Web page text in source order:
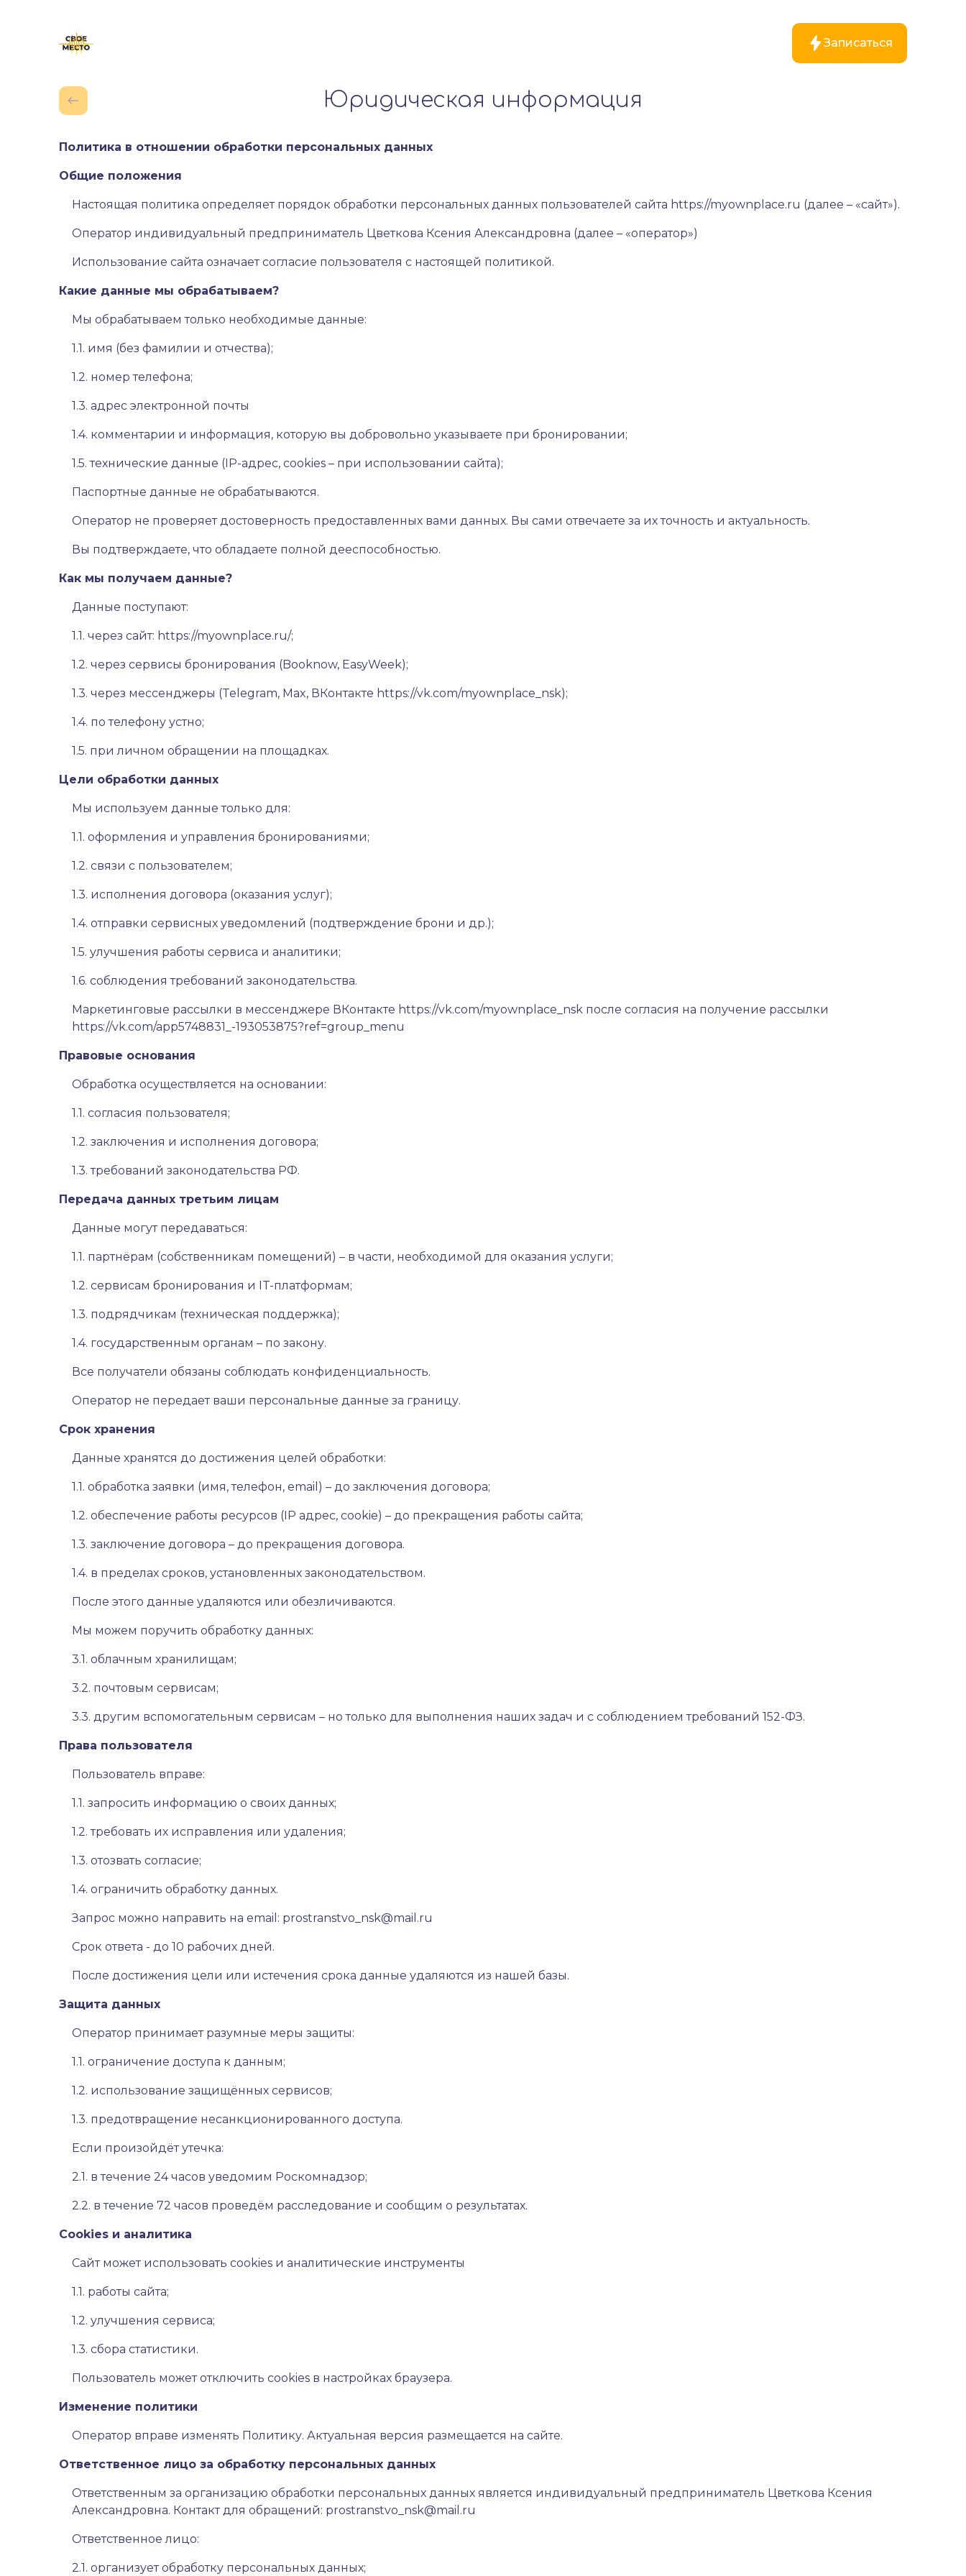
Записаться
Юридическая информация
Политика в отношении обработки персональных данных
Общие положения
Настоящая политика определяет порядок обработки персональных данных пользователей сайта https://myownplace.ru (далее – «сайт»).
Оператор индивидуальный предприниматель Цветкова Ксения Александровна (далее – «оператор»)
Использование сайта означает согласие пользователя с настоящей политикой.
Какие данные мы обрабатываем?
Мы обрабатываем только необходимые данные:
1.1. имя (без фамилии и отчества);
1.2. номер телефона;
1.3. адрес электронной почты
1.4. комментарии и информация, которую вы добровольно указываете при бронировании;
1.5. технические данные (IP-адрес, cookies – при использовании сайта);
Паспортные данные не обрабатываются.
Оператор не проверяет достоверность предоставленных вами данных. Вы сами отвечаете за их точность и актуальность.
Вы подтверждаете, что обладаете полной дееспособностью.
Как мы получаем данные?
Данные поступают:
1.1. через сайт: https://myownplace.ru/;
1.2. через сервисы бронирования (Booknow, EasyWeek);
1.3. через мессенджеры (Telegram, Max, ВКонтакте https://vk.com/myownplace_nsk);
1.4. по телефону устно;
1.5. при личном обращении на площадках.
Цели обработки данных
Мы используем данные только для:
1.1. оформления и управления бронированиями;
1.2. связи с пользователем;
1.3. исполнения договора (оказания услуг);
1.4. отправки сервисных уведомлений (подтверждение брони и др.);
1.5. улучшения работы сервиса и аналитики;
1.6. соблюдения требований законодательства.
Маркетинговые рассылки в мессенджере ВКонтакте https://vk.com/myownplace_nsk после согласия на получение рассылки
https://vk.com/app5748831_-193053875?ref=group_menu
Правовые основания
Обработка осуществляется на основании:
1.1. согласия пользователя;
1.2. заключения и исполнения договора;
1.3. требований законодательства РФ.
Передача данных третьим лицам
Данные могут передаваться:
1.1. партнёрам (собственникам помещений) – в части, необходимой для оказания услуги;
1.2. сервисам бронирования и IT-платформам;
1.3. подрядчикам (техническая поддержка);
1.4. государственным органам – по закону.
Все получатели обязаны соблюдать конфиденциальность.
Оператор не передает ваши персональные данные за границу.
Срок хранения
Данные хранятся до достижения целей обработки:
1.1. обработка заявки (имя, телефон, email) – до заключения договора;
1.2. обеспечение работы ресурсов (IP адрес, cookie) – до прекращения работы сайта;
1.3. заключение договора – до прекращения договора.
1.4. в пределах сроков, установленных законодательством.
После этого данные удаляются или обезличиваются.
Мы можем поручить обработку данных:
3.1. облачным хранилищам;
3.2. почтовым сервисам;
3.3. другим вспомогательным сервисам – но только для выполнения наших задач и с соблюдением требований 152-ФЗ.
Права пользователя
Пользователь вправе:
1.1. запросить информацию о своих данных;
1.2. требовать их исправления или удаления;
1.3. отозвать согласие;
1.4. ограничить обработку данных.
Запрос можно направить на email: prostranstvo_nsk@mail.ru
Срок ответа - до 10 рабочих дней.
После достижения цели или истечения срока данные удаляются из нашей базы.
Защита данных
Оператор принимает разумные меры защиты:
1.1. ограничение доступа к данным;
1.2. использование защищённых сервисов;
1.3. предотвращение несанкционированного доступа.
Если произойдёт утечка:
2.1. в течение 24 часов уведомим Роскомнадзор;
2.2. в течение 72 часов проведём расследование и сообщим о результатах.
Cookies и аналитика
Сайт может использовать cookies и аналитические инструменты
1.1. работы сайта;
1.2. улучшения сервиса;
1.3. сбора статистики.
Пользователь может отключить cookies в настройках браузера.
Изменение политики
Оператор вправе изменять Политику. Актуальная версия размещается на сайте.
Ответственное лицо за обработку персональных данных
Ответственным за организацию обработки персональных данных является индивидуальный предприниматель Цветкова Ксения
Александровна. Контакт для обращений: prostranstvo_nsk@mail.ru
Ответственное лицо:
2.1. организует обработку персональных данных;